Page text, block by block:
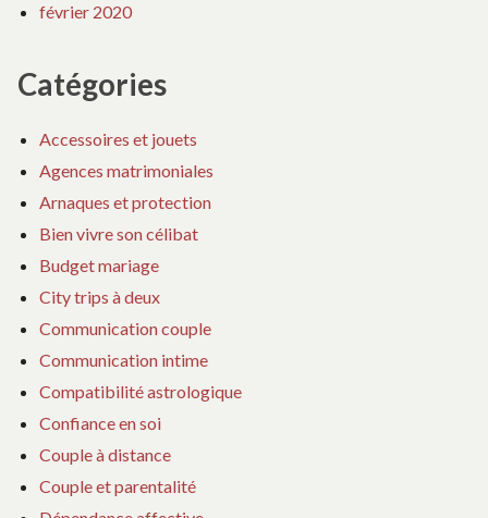
février 2020
Catégories
Accessoires et jouets
Agences matrimoniales
Arnaques et protection
Bien vivre son célibat
Budget mariage
City trips à deux
Communication couple
Communication intime
Compatibilité astrologique
Confiance en soi
Couple à distance
Couple et parentalité